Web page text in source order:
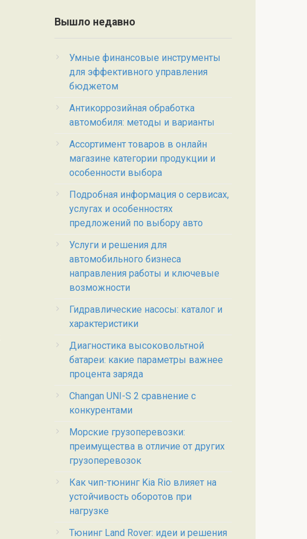
Вышло недавно
Умные финансовые инструменты
для эффективного управления
бюджетом
Антикоррозийная обработка
автомобиля: методы и варианты
Ассортимент товаров в онлайн
магазине категории продукции и
особенности выбора
Подробная информация о сервисах,
услугах и особенностях
предложений по выбору авто
Услуги и решения для
автомобильного бизнеса
направления работы и ключевые
возможности
Гидравлические насосы: каталог и
характеристики
Диагностика высоковольтной
батареи: какие параметры важнее
процента заряда
Changan UNI-S 2 сравнение с
конкурентами
Морские грузоперевозки:
преимущества в отличие от других
грузоперевозок
Как чип-тюнинг Kia Rio влияет на
устойчивость оборотов при
нагрузке
Тюнинг Land Rover: идеи и решения